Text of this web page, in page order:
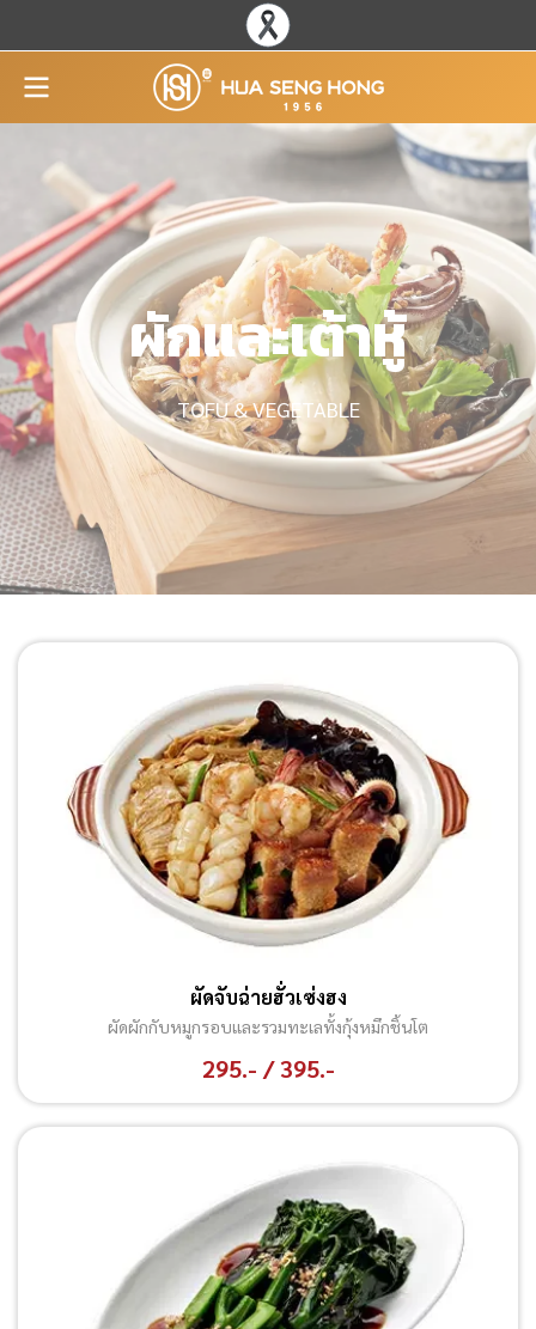
ผักและเต้าหู้
TOFU & VEGETABLE
ผัดจับฉ่ายฮั่วเซ่งฮง
ผัดผักกับหมูกรอบและรวมทะเลทั้งกุ้งหมึกชิ้นโต
295.- / 395.-